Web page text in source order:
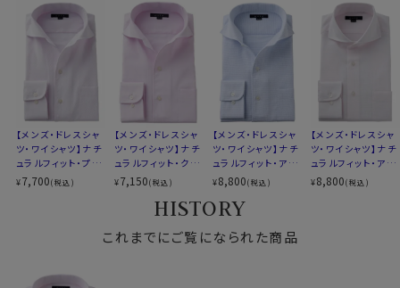
イタリアンカラーと広角なワイドカラーを掛け合わせたス
タイリッシュなノーネクタイ専用の衿型です。
リネンシャツといえどもドレスシャツ(ワイシャツ)の仕様
で生産しているため、衿元しっかり！
くたっとせずきちんと衿立ち、きれいな衿ロールが出るよ
うになっています。
ノーネクタイ専用のややカジュアル度の高い商品であり
ながら、非常にエレガントなシャツです。
ノーネクタイのクールビズスタイルや、在宅・出勤といっ
たテレワークスタイルにうってつけのシャツといえるでし
WEBミーティングの画面映えも抜群です！
衿型
イタリアンカラー（ワンピースカラー）
ワイドカラー
第一ボタンあり
前立て
バックダーツ入り
ポケット
ポケットあり
柄
織柄無地
カフス
ラウンドカット
アジャスタブル
コンバーチブルカフス
S-37～4L-47cm・全９サイズ
【メンズ・ドレスシャ
ツ・ワイシャツ】ナチ
ュラルフィット・プレ
ミアムコットン・形態
安定・イタリアンカ
¥7,700(税込)
【メンズ・ドレスシャ
ツ・ワイシャツ】ナチ
ュラルフィット・クー
ルマックス・ドライ・
形態安定・オックス
フォード・イタリアン
カラー・ワイドカラ
ー・第一ボタンあり
¥7,150(税込)
【メンズ・ドレスシャ
ツ・ワイシャツ】ナチ
ュラルフィット・アイ
スコットン・プレミア
ムコットン・イージ
ーケア・イタリアンカ
ラー・ワイドカラー・
第一ボタンあり
¥8,800(税込)
【メンズ・ドレスシャ
ツ・ワイシャツ】ナチ
ュラルフィット・アイ
スコットン・プレミア
ムコットン・イージ
¥8,800(税込)
HISTORY
これまでにご覧になられた商品